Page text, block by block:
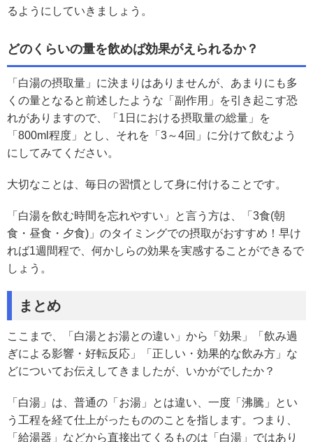
るようにしていきましょう。
どのくらいの量を飲めば効果がえられるか？
「白湯の摂取量」に決まりはありませんが、あまりにも多
くの量となると前述したような「副作用」を引き起こす恐
れがありますので、「1日における摂取量の総量」を
「800ml程度」とし、それを「3～4回」に分けて飲むよう
にしてみてください。
大切なことは、毎日の習慣として身に付けることです。
「白湯を飲む時間を忘れやすい」と言う方は、「3食(朝
食・昼食・夕食)」のタイミングでの摂取がおすすめ！早け
れば1週間程で、何かしらの効果を実感することができるで
しょう。
まとめ
ここまで、「白湯とお湯との違い」から「効果」「飲み過
ぎによる影響・好転反応」「正しい・効果的な飲み方」な
どについてお伝えしてきましたが、いかがでしたか？
「白湯」は、普通の「お湯」とは違い、一度「沸騰」とい
う工程を経て仕上がったもののことを指します。つまり、
「給湯器」などから直接出てくるものは「白湯」ではあり